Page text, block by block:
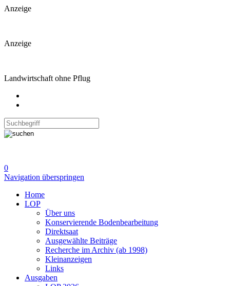
Anzeige
Anzeige
Landwirtschaft ohne Pflug
0
Navigation überspringen
Home
LOP
Über uns
Konservierende Bodenbearbeitung
Direktsaat
Ausgewählte Beiträge
Recherche im Archiv (ab 1998)
Kleinanzeigen
Links
Ausgaben